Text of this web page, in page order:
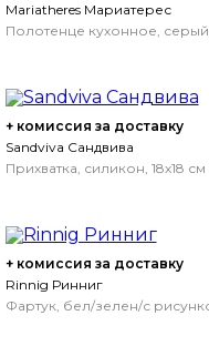
Mariatheres Мариатерес
Полотенце кухонное,
+ комиссия за доставку
Sandviva Сандвива
Прихватка, силикон, 18x18 см
+ комиссия за доставку
Rinnig Ринниг
Фартук, бел/зелен/с